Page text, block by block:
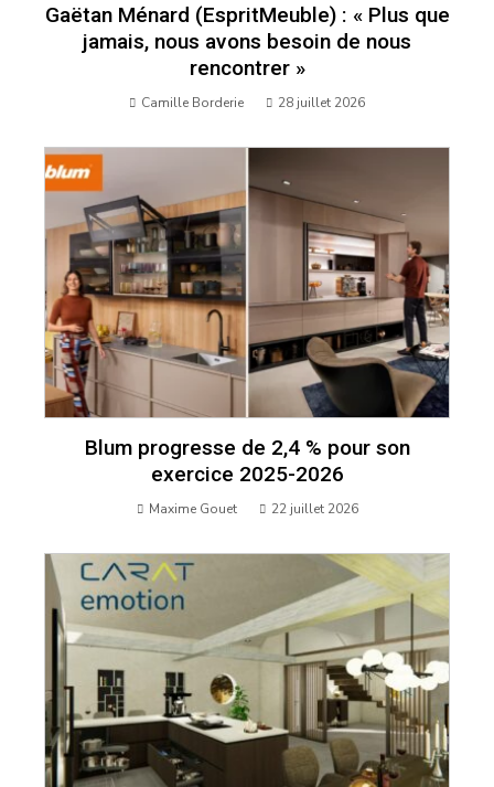
Gaëtan Ménard (EspritMeuble) : « Plus que
jamais, nous avons besoin de nous
rencontrer »
Camille Borderie 28 juillet 2026
Blum progresse de 2,4 % pour son
exercice 2025-2026
Maxime Gouet 22 juillet 2026